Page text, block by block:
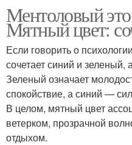
Ментоловый
Мятный цвет:
Если говорить о
сочетает синий и зеленый,
Зеленый означает
спокойствие, а синий —
В целом, мятный цвет
ветерком, прозрачной
отдыхом.